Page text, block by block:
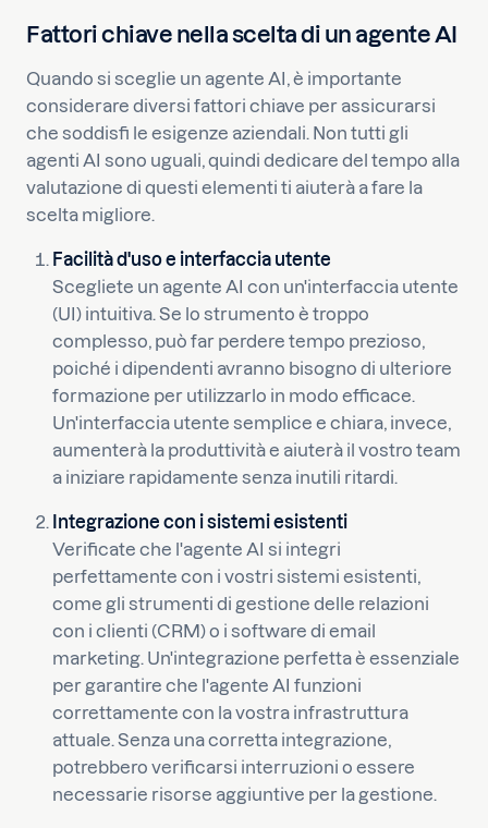
Fattori chiave nella scelta di un agente AI
Quando si sceglie un agente AI, è importante
considerare diversi fattori chiave per assicurarsi
che soddisfi le esigenze aziendali. Non tutti gli
agenti AI sono uguali, quindi dedicare del tempo alla
valutazione di questi elementi ti aiuterà a fare la
scelta migliore.
Facilità d'uso e interfaccia utente
Scegliete un agente AI con un'interfaccia utente
(UI) intuitiva. Se lo strumento è troppo
complesso, può far perdere tempo prezioso,
poiché i dipendenti avranno bisogno di ulteriore
formazione per utilizzarlo in modo efficace.
Un'interfaccia utente semplice e chiara, invece,
aumenterà la produttività e aiuterà il vostro team
a iniziare rapidamente senza inutili ritardi.
Integrazione con i sistemi esistenti
Verificate che l'agente AI si integri
perfettamente con i vostri sistemi esistenti,
come gli strumenti di gestione delle relazioni
con i clienti (CRM) o i software di email
marketing. Un'integrazione perfetta è essenziale
per garantire che l'agente AI funzioni
correttamente con la vostra infrastruttura
attuale. Senza una corretta integrazione,
potrebbero verificarsi interruzioni o essere
necessarie risorse aggiuntive per la gestione.